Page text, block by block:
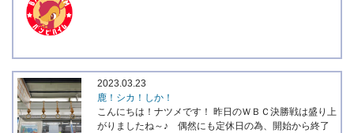
2023.03.23
鹿！シカ！しか！
こんにちは！ナツメです！ 昨日のＷＢＣ決勝戦は盛り上
がりましたね～♪ 偶然にも定休日の為、開始から終了